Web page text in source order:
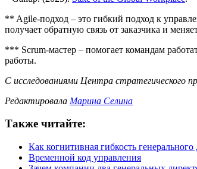
** Agile-подход – это гибкий подход к
получает обратную связь от заказчика и
*** Scrum-мастер – помогает командам
работы.
С исследованиями Центра
Редактировала Марина Селина
Также читайте:
Как когнитивная гибкость
Временной код управления